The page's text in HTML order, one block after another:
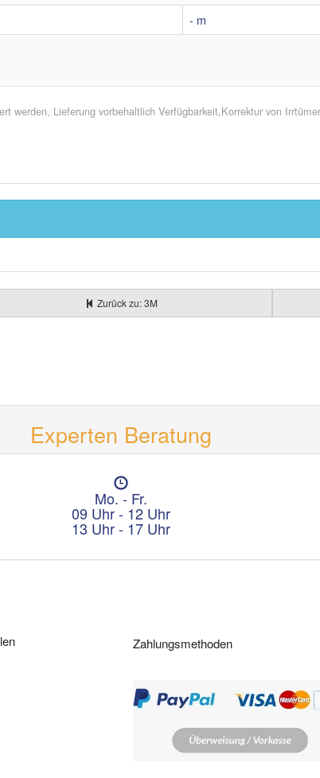
- m
werden, Lieferung vorbehaltlich Verfügbarkeit,Korrektur von
Zurück zu: 3M
Experten Beratung
Ö
f
n
u
n
Mo. - Fr.
09 Uhr - 12 Uhr
13 Uhr - 17 Uhr
Zahlungsmethoden